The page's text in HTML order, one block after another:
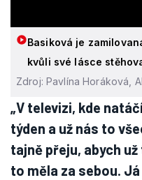
Basiková je
kvůli své lásce
Zdroj: Pavlína Horáková,
„V televizi, kde
týden a už nás to
tajně přeju, abych
to měla za sebou.